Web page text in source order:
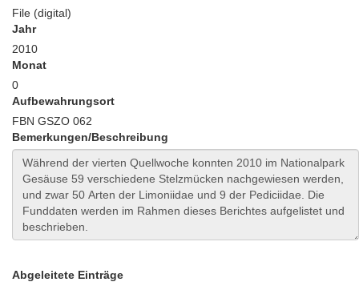
File (digital)
Jahr
2010
Monat
0
Aufbewahrungsort
FBN GSZO 062
Bemerkungen/Beschreibung
Abgeleitete Einträge